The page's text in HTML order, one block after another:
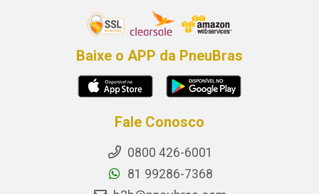
Baixe o APP da PneuBras
Fale Conosco
0800 426-6001
81 99286-7368